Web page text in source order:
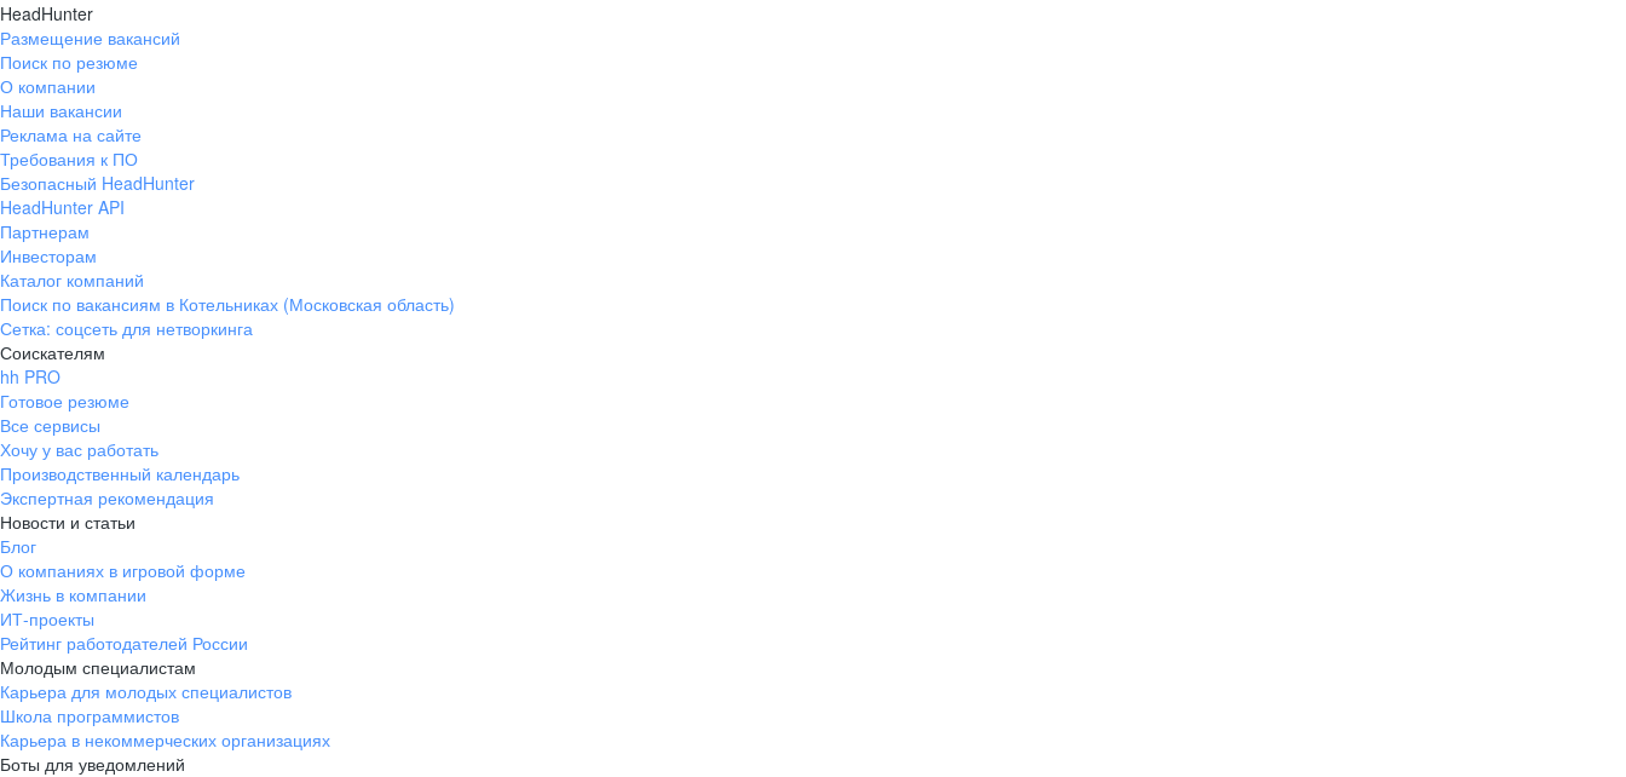
HeadHunter
Размещение вакансий
Поиск по резюме
О компании
Наши вакансии
Реклама на сайте
Требования к ПО
Безопасный HeadHunter
HeadHunter API
Партнерам
Инвесторам
Каталог компаний
Поиск по вакансиям в Котельниках (Московская область)
Сетка: соцсеть для нетворкинга
Соискателям
hh PRO
Готовое резюме
Все сервисы
Хочу у вас работать
Производственный календарь
Экспертная рекомендация
Новости и статьи
Блог
О компаниях в игровой форме
Жизнь в компании
ИТ-проекты
Рейтинг работодателей России
Молодым специалистам
Карьера для молодых специалистов
Школа программистов
Карьера в некоммерческих организациях
Боты для уведомлений